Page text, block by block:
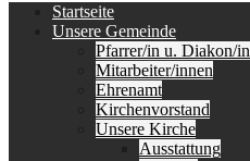
Erstes
Menü
Startseite
Unsere Gemeinde
Pfarrer/in u. Diakon/in
Mitarbeiter/innen
Ehrenamt
Kirchenvorstand
Unsere Kirche
Ausstattung